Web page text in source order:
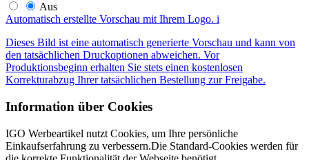
Aus
Automatisch erstellte Vorschau mit Ihrem Logo. i
Dieses Bild ist eine automatisch generierte Vorschau und kann von
den tatsächlichen Druckoptionen abweichen. Vor
Produktionsbeginn erhalten Sie stets einen kostenlosen
Korrekturabzug Ihrer tatsächlichen Bestellung zur Freigabe.
Information über Cookies
IGO Werbeartikel nutzt Cookies, um Ihre persönliche
Einkaufserfahrung zu verbessern.Die Standard-Cookies werden für